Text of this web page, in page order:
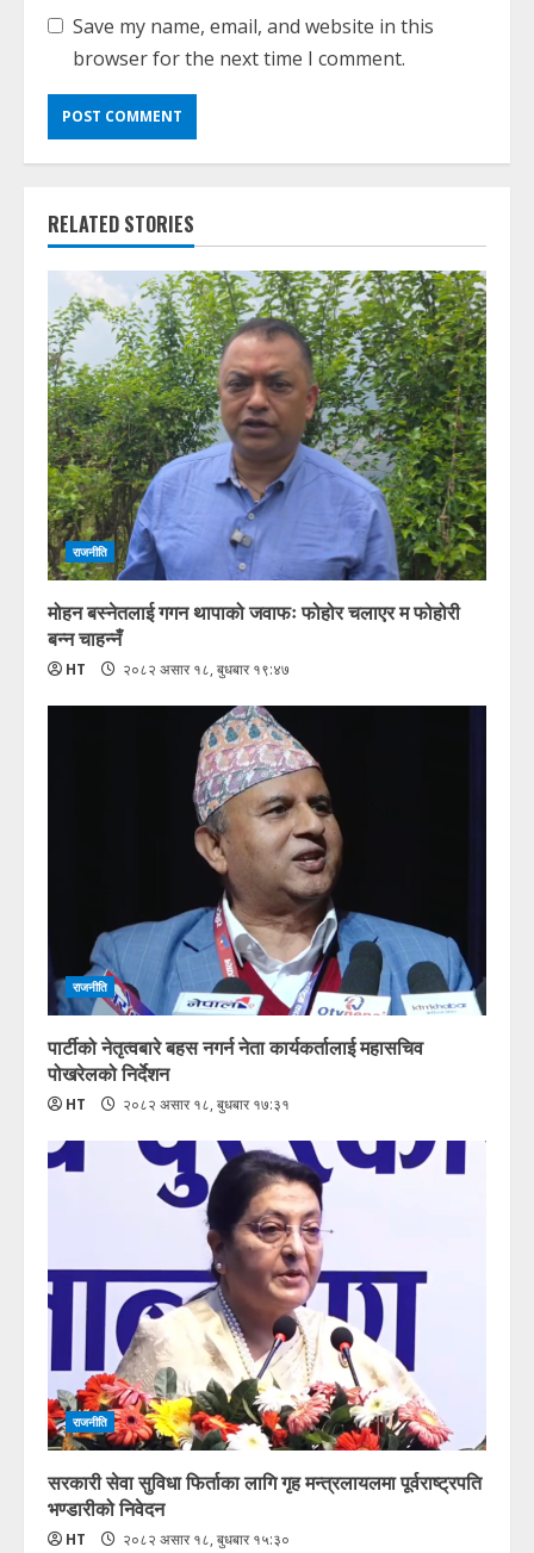
Save my name, email, and website in this
browser for the next time I comment.
RELATED STORIES
राजनीति
मोहन बस्नेतलाई गगन थापाको जवाफः फोहोर चलाएर म फोहोरी
बन्न चाहन्नँ
HT २०८२ असार १८, बुधबार १९:४७
राजनीति
पार्टीको नेतृत्वबारे बहस नगर्न नेता कार्यकर्तालाई महासचिव
पोखरेलको निर्देशन
HT २०८२ असार १८, बुधबार १७:३१
राजनीति
सरकारी सेवा सुविधा फिर्ताका लागि गृह मन्त्रलायलमा पूर्वराष्ट्रपति
भण्डारीको निवेदन
HT २०८२ असार १८, बुधबार १५:३०